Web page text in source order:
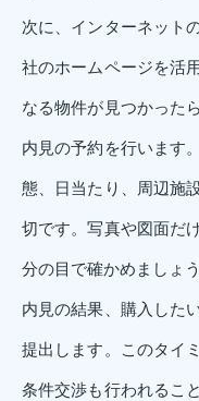
次に、インターネット
社のホームページを活
なる物件が見つかった
内見の予約を行います
態、日当たり、周辺施
切です。写真や図面だ
分の目で確かめましょう
内見の結果、購入した
提出します。このタイ
条件交渉も行われるこ